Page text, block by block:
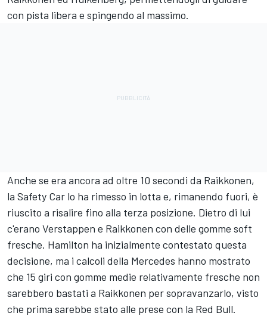
con pista libera e spingendo al massimo.
Anche se era ancora ad oltre 10 secondi da Raikkonen,
la Safety Car lo ha rimesso in lotta e, rimanendo fuori, è
riuscito a risalire fino alla terza posizione. Dietro di lui
c'erano Verstappen e Raikkonen con delle gomme soft
fresche. Hamilton ha inizialmente contestato questa
decisione, ma i calcoli della Mercedes hanno mostrato
che 15 giri con gomme medie relativamente fresche non
sarebbero bastati a Raikkonen per sopravanzarlo, visto
che prima sarebbe stato alle prese con la Red Bull.